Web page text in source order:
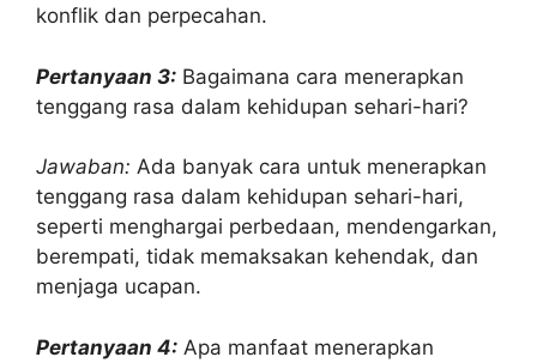
konflik dan perpecahan.
Pertanyaan 3: Bagaimana cara menerapkan
tenggang rasa dalam kehidupan sehari-hari?
Jawaban: Ada banyak cara untuk menerapkan
tenggang rasa dalam kehidupan sehari-hari,
seperti menghargai perbedaan, mendengarkan,
berempati, tidak memaksakan kehendak, dan
menjaga ucapan.
Pertanyaan 4: Apa manfaat menerapkan